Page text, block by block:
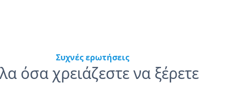
Συχνές ερωτήσεις
όσα χρειάζεστε να ξέρετε